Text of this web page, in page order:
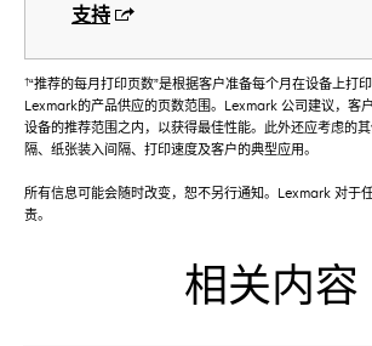
支持
†“推荐的每月打印页数”是根据客户准备每个月在设备上打
Lexmark的产品供应的页数范围。Lexmark 公司建议，客
设备的推荐范围之内，以获得最佳性能。此外还应考虑的
隔、纸张装入间隔、打印速度及客户的典型应用。
所有信息可能会随时改变，恕不另行通知。Lexmark 对于
责。
相关内容